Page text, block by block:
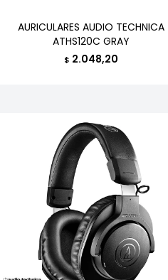
AURICULARES AUDIO TECHNICA
ATHS120C GRAY
$ 2.048,20